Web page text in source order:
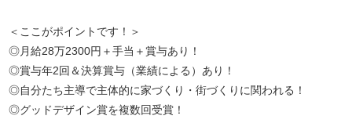
＜ここがポイントです！＞
◎月給28万2300円＋手当＋賞与あり！
◎賞与年2回＆決算賞与（業績による）あり！
◎自分たち主導で主体的に家づくり・街づくりに関われる！
◎グッドデザイン賞を複数回受賞！